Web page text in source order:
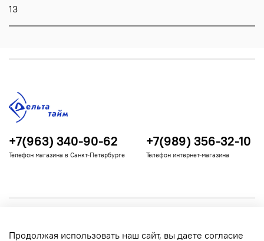
13
+7(963) 340-90-62
Телефон магазина в Санкт-Петербурге
+7(989) 356-32-10
Телефон интернет-магазина
Продолжая использовать наш сайт, вы даете согласие